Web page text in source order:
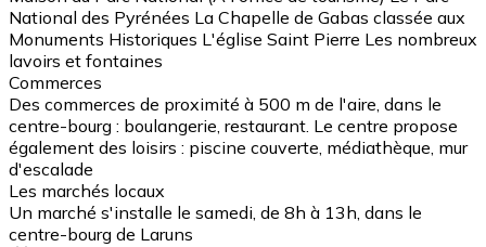
National des Pyrénées La Chapelle de Gabas classée aux
Monuments Historiques L'église Saint Pierre Les nombreux
lavoirs et fontaines
Commerces
Des commerces de proximité à 500 m de l'aire, dans le
centre-bourg : boulangerie, restaurant. Le centre propose
également des loisirs : piscine couverte, médiathèque, mur
d'escalade
Les marchés locaux
Un marché s'installe le samedi, de 8h à 13h, dans le
centre-bourg de Laruns